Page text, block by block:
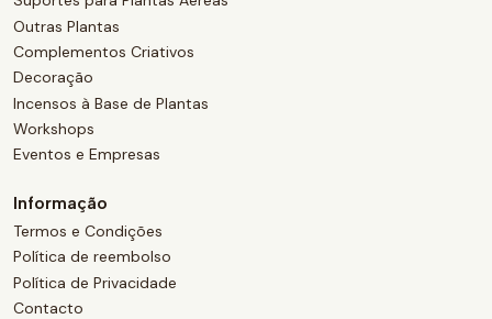
Outras Plantas
Complementos Criativos
Decoração
Incensos à Base de Plantas
Workshops
Eventos e Empresas
Informação
Termos e Condições
Política de reembolso
Política de Privacidade
Contacto